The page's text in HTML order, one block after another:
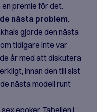
premie för det.
nästa problem.
gjorde den nästa
tidigare inte var
år med att diskutera
innan den till sist
nästa modell runt